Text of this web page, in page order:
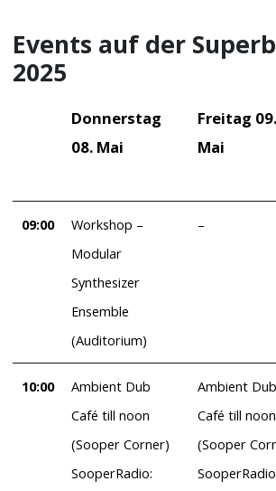
Events auf der
2025
Donnerstag
08. Mai
Freitag 09.
Mai
09:00
Workshop –
Modular
Synthesizer
Ensemble
(Auditorium)
–
10:00
Ambient Dub
Café till noon
(Sooper Corner)
SooperRadio:
Ambient Dub
Café till noon
(Sooper